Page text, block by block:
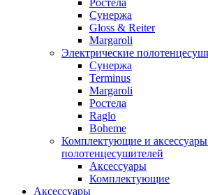
Ростела
Сунержа
Gloss & Reiter
Margaroli
Электрические
Сунержа
Terminus
Margaroli
Ростела
Raglo
Boheme
Комплектующие и
полотенцесушителей
Аксессуары
Комплектующие
Аксессуары